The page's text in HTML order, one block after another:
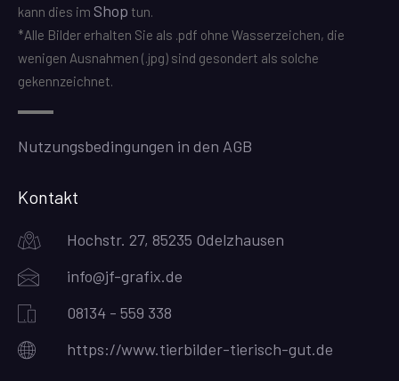
kann dies im Shop tun.
*Alle Bilder erhalten Sie als .pdf ohne Wasserzeichen, die
wenigen Ausnahmen (.jpg) sind gesondert als solche
gekennzeichnet.
Nutzungsbedingungen in den AGB
Kontakt
Hochstr. 27, 85235 Odelzhausen
info@jf-grafix.de
08134 - 559 338
https://www.tierbilder-tierisch-gut.de